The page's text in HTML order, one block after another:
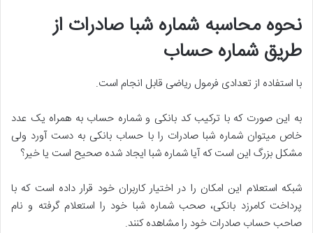
نحوه محاسبه شماره شبا صادرات از
طریق شماره حساب
با استفاده از تعدادی فرمول ریاضی قابل انجام است.
به این صورت که با ترکیب کد بانکی و شماره حساب به همراه یک عدد
خاص میتوان شماره شبا صادرات را با حساب بانکی به دست آورد ولی
مشکل بزرگ این است که آیا شماره شبا ایجاد شده صحیح است یا خیر؟
شبکه استعلام این امکان را در اختیار کاربران خود قرار داده است که با
پرداخت کامرزد بانکی، صحب شماره شبا خود را استعلام گرفته و نام
صاحب حساب صادرات خود را مشاهده کنند.